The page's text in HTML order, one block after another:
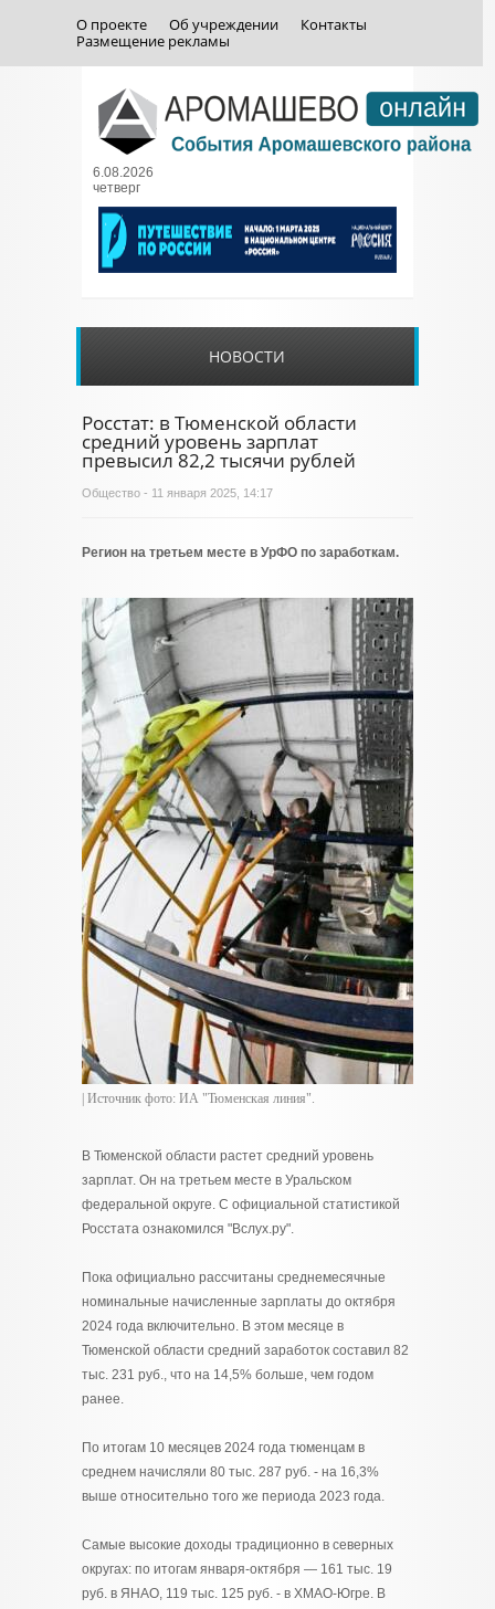
О проекте Об учреждении
Контакты
Размещение рекламы
6.08.2026
четверг
НОВОСТИ
Росстат: в Тюменской области
средний уровень зарплат
превысил 82,2 тысячи рублей
Общество - 11 января 2025, 14:17
Регион на третьем месте в УрФО по заработкам.
| Источник фото: ИА "Тюменская линия".
В Тюменской области растет средний уровень
зарплат. Он на третьем месте в Уральском
федеральной округе. С официальной статистикой
Росстата ознакомился "Вслух.ру".
Пока официально рассчитаны среднемесячные
номинальные начисленные зарплаты до октября
2024 года включительно. В этом месяце в
Тюменской области средний заработок составил 82
тыс. 231 руб., что на 14,5% больше, чем годом
ранее.
По итогам 10 месяцев 2024 года тюменцам в
среднем начисляли 80 тыс. 287 руб. - на 16,3%
выше относительно того же периода 2023 года.
Самые высокие доходы традиционно в северных
округах: по итогам января-октября — 161 тыс. 19
руб. в ЯНАО, 119 тыс. 125 руб. - в ХМАО-Югре. В